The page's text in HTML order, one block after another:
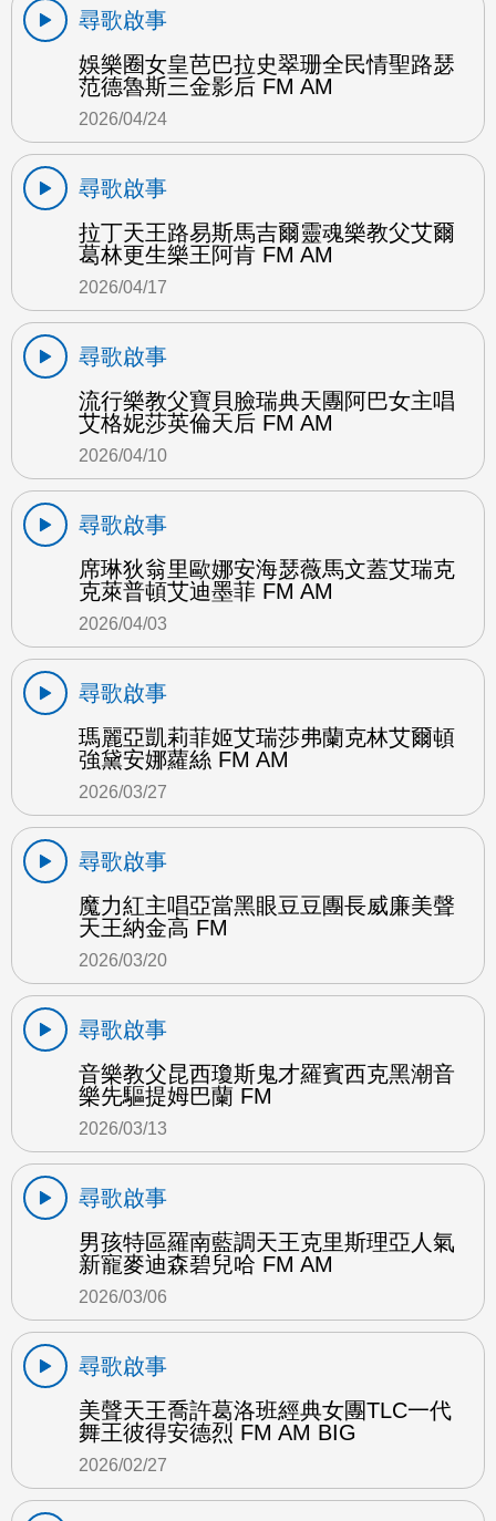
尋歌啟事
娛樂圈女皇芭巴拉史翠珊全民情聖路瑟
范德魯斯三金影后 FM AM
2026/04/24
尋歌啟事
拉丁天王路易斯馬吉爾靈魂樂教父艾爾
葛林更生樂王阿肯 FM AM
2026/04/17
尋歌啟事
流行樂教父寶貝臉瑞典天團阿巴女主唱
艾格妮莎英倫天后 FM AM
2026/04/10
尋歌啟事
席琳狄翁里歐娜安海瑟薇馬文蓋艾瑞克
克萊普頓艾迪墨菲 FM AM
2026/04/03
尋歌啟事
瑪麗亞凱莉菲姬艾瑞莎弗蘭克林艾爾頓
強黛安娜蘿絲 FM AM
2026/03/27
尋歌啟事
魔力紅主唱亞當黑眼豆豆團長威廉美聲
天王納金高 FM
2026/03/20
尋歌啟事
音樂教父昆西瓊斯鬼才羅賓西克黑潮音
樂先驅提姆巴蘭 FM
2026/03/13
尋歌啟事
男孩特區羅南藍調天王克里斯理亞人氣
新寵麥迪森碧兒哈 FM AM
2026/03/06
尋歌啟事
美聲天王喬許葛洛班經典女團TLC一代
舞王彼得安德烈 FM AM BIG
2026/02/27